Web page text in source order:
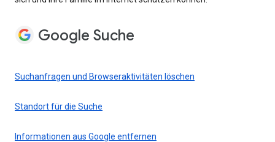
Google Suche
Suchanfragen und Browseraktivitäten löschen
Standort für die Suche
Informationen aus Google entfernen